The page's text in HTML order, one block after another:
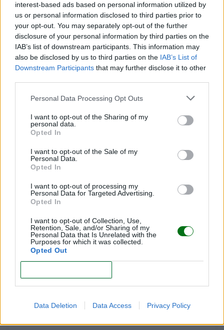
interest-based ads based on personal information utilized by
us or personal information disclosed to third parties prior to
your opt-out. You may separately opt-out of the further
disclosure of your personal information by third parties on the
IAB’s list of downstream participants. This information may
also be disclosed by us to third parties on the IAB’s List of
Downstream Participants that may further disclose it to other
Personal Data Processing Opt Outs
I want to opt-out of the Sharing of my
personal data.
Opted In
I want to opt-out of the Sale of my
Personal Data.
Opted In
I want to opt-out of processing my
Personal Data for Targeted Advertising.
Opted In
I want to opt-out of Collection, Use,
Retention, Sale, and/or Sharing of my
Personal Data that Is Unrelated with the
Purposes for which it was collected.
Opted Out
Data Deletion Data Access Privacy Policy
¿Pesadillas frecuentes? Así puedes ayudar a tu
hijo
LEER
dice